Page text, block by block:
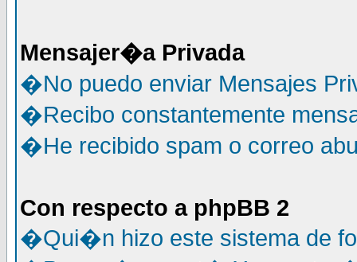
Mensajer�a Privada
�No puedo enviar Mensajes
�Recibo constantemente
�He recibido spam o correo
Con respecto a phpBB 2
�Qui�n hizo este sistema de